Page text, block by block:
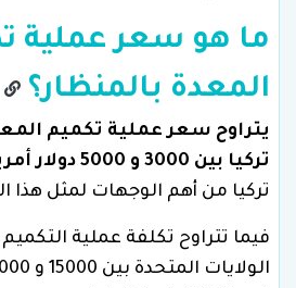
ما هو سعر عملية
المعدة بالمنظار؟
يتراوح سعر عملية تكميم
تركيا بين 3000 و 5000 دولار أمريكي،
تركيا من أهم الوجهات لمثل هذا
فيما تتراوح تكلفة عملية